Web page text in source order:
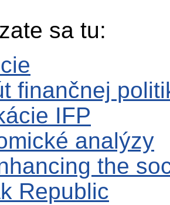
sa tu:
finančnej
IFP
analýzy
the
Republic